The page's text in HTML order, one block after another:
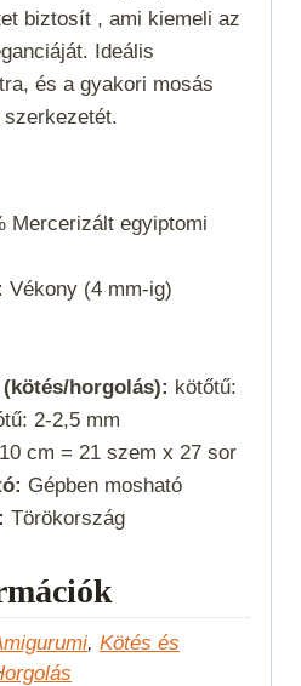
biztosít , ami kiemeli az
Ideális
és a gyakori mosás
Mercerizált egyiptomi
Vékony (4 mm-ig)
horgolás): kötőtű:
2-2,5 mm
cm = 21 szem x 27 sor
Gépben mosható
Törökország
, Kötés és